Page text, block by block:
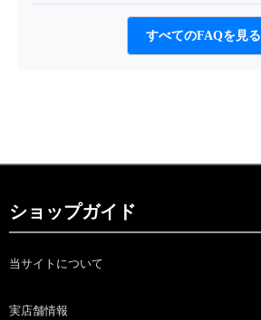
すべてのFAQを見る
ショップガイド
当サイトについて
実店舗情報